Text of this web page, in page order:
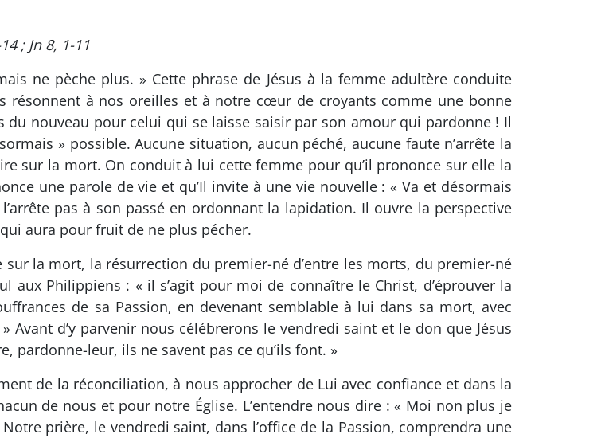
; Jn 8, 1-11
ne pèche plus. » Cette phrase de Jésus à la femme adultère conduite
résonnent à nos oreilles et à notre cœur de croyants comme une bonne
nouveau pour celui qui se laisse saisir par son amour qui pardonne ! Il
» possible. Aucune situation, aucun péché, aucune faute n’arrête la
sur la mort. On conduit à lui cette femme pour qu’il prononce sur elle la
une parole de vie et qu’Il invite à une vie nouvelle : « Va et désormais
pas à son passé en ordonnant la lapidation. Il ouvre la perspective
aura pour fruit de ne plus pécher.
la mort, la résurrection du premier-né d’entre les morts, du premier-né
aux Philippiens : « il s’agit pour moi de connaître le Christ, d’éprouver la
de sa Passion, en devenant semblable à lui dans sa mort, avec
Avant d’y parvenir nous célébrerons le vendredi saint et le don que Jésus
pardonne-leur, ils ne savent pas ce qu’ils font. »
de la réconciliation, à nous approcher de Lui avec confiance et dans la
de nous et pour notre Église. L’entendre nous dire : « Moi non plus je
prière, le vendredi saint, dans l’office de la Passion, comprendra une